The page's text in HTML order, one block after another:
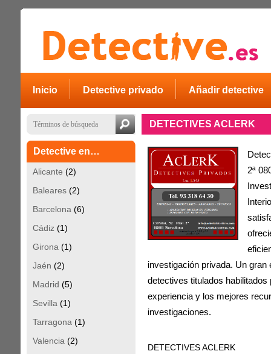
Inicio Detective privado Añadir detective
Detective en…
Alicante (2)
Baleares (2)
Barcelona (6)
Cádiz (1)
Girona (1)
Jaén (2)
Madrid (5)
Sevilla (1)
Tarragona (1)
Valencia (2)
DETECTIVES ACLERK
2ª
investigación privada. Un
detectives titulados
experiencia y los mejores
investigaciones.
DETECTIVES ACLERK